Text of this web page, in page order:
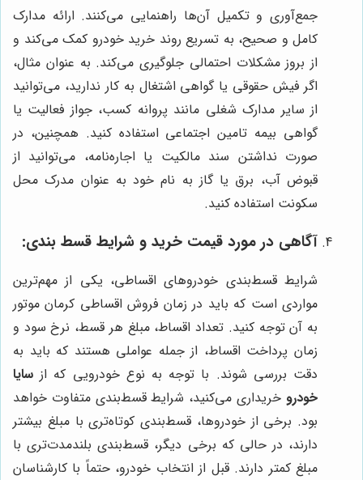
جمع‌آوری و تکمیل آن‌ها راهنمایی می‌کنند. ارائه مدارک
کامل و صحیح، به تسریع روند خرید خودرو کمک می‌کند و
از بروز مشکلات احتمالی جلوگیری می‌کند. به عنوان مثال،
اگر فیش حقوقی یا گواهی اشتغال به کار ندارید، می‌توانید
از سایر مدارک شغلی مانند پروانه کسب، جواز فعالیت یا
گواهی بیمه تامین اجتماعی استفاده کنید. همچنین، در
صورت نداشتن سند مالکیت یا اجاره‌نامه، می‌توانید از
قبوض آب، برق یا گاز به نام خود به عنوان مدرک محل
سکونت استفاده کنید.
آگاهی در مورد قیمت خرید و شرایط قسط بندی:
شرایط قسط‌بندی خودروهای اقساطی، یکی از مهم‌ترین
مواردی است که باید در زمان فروش اقساطی کرمان موتور
به آن توجه کنید. تعداد اقساط، مبلغ هر قسط، نرخ سود و
زمان پرداخت اقساط، از جمله عواملی هستند که باید به
دقت بررسی شوند. با توجه به نوع خودرویی که از سایا
خودرو خریداری می‌کنید، شرایط قسط‌بندی متفاوت خواهد
بود. برخی از خودروها، قسط‌بندی کوتاه‌تری با مبلغ بیشتر
دارند، در حالی که برخی دیگر، قسط‌بندی بلندمدت‌تری با
مبلغ کمتر دارند. قبل از انتخاب خودرو، حتماً با کارشناسان